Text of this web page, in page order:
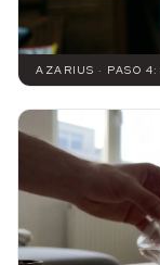
AZARIUS · PASO